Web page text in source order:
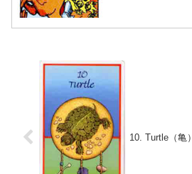
10. Turtle（亀）